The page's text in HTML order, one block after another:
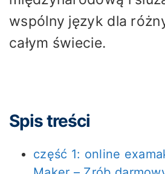
wspólny język dla
całym świecie.
Spis treści
część 1: online